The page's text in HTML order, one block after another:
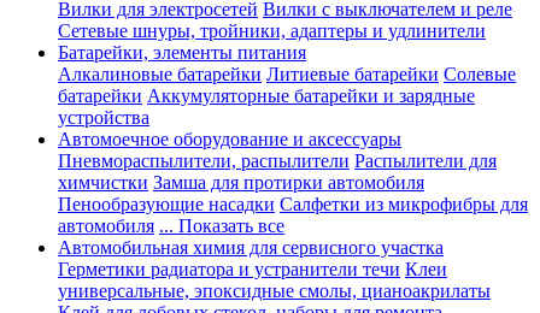
Вилки для электросетей Вилки с выключателем и реле
Сетевые шнуры, тройники, адаптеры и удлинители
Батарейки, элементы питания
Алкалиновые батарейки Литиевые батарейки Солевые
батарейки Аккумуляторные батарейки и зарядные
устройства
Автомоечное оборудование и аксессуары
Пневмораспылители, распылители Распылители для
химчистки Замша для протирки автомобиля
Пенообразующие насадки Салфетки из микрофибры для
автомобиля ... Показать все
Автомобильная химия для сервисного участка
Герметики радиатора и устранители течи Клеи
универсальные, эпоксидные смолы, цианоакрилаты